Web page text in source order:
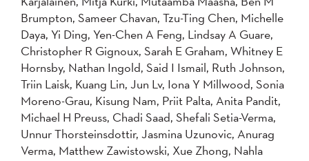
Brumpton, Sameer Chavan, Tzu-Ting Chen, Michelle
Daya, Yi Ding, Yen-Chen A Feng, Lindsay A Guare,
Christopher R Gignoux, Sarah E Graham, Whitney E
Hornsby, Nathan Ingold, Said I Ismail, Ruth Johnson,
Triin Laisk, Kuang Lin, Jun Lv, Iona Y Millwood, Sonia
Moreno-Grau, Kisung Nam, Priit Palta, Anita Pandit,
Michael H Preuss, Chadi Saad, Shefali Setia-Verma,
Unnur Thorsteinsdottir, Jasmina Uzunovic, Anurag
Verma, Matthew Zawistowski, Xue Zhong, Nahla